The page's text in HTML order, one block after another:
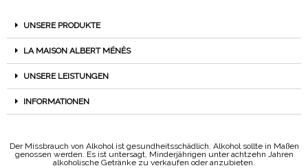
UNSERE PRODUKTE
LA MAISON ALBERT MÉNÈS
UNSERE LEISTUNGEN
INFORMATIONEN
Der Missbrauch von Alkohol ist gesundheitsschädlich. Alkohol sollte in Maßen
genossen werden. Es ist untersagt, Minderjährigen unter achtzehn Jahren
alkoholische Getränke zu verkaufen oder anzubieten.